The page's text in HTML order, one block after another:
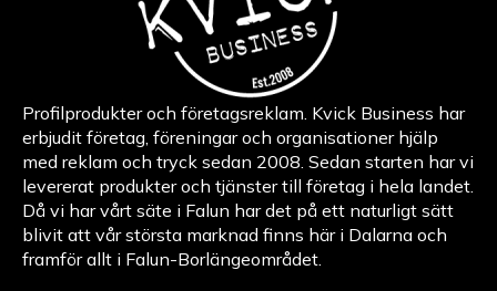
Profilprodukter och företagsreklam. Kvick Business har
erbjudit företag, föreningar och organisationer hjälp
med reklam och tryck sedan 2008. Sedan starten har vi
levererat produkter och tjänster till företag i hela landet.
Då vi har vårt säte i Falun har det på ett naturligt sätt
blivit att vår största marknad finns här i Dalarna och
framför allt i Falun-Borlängeområdet.